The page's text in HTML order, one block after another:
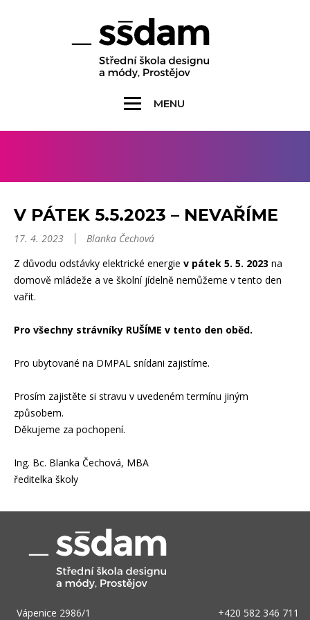
MENU
V PÁTEK 5.5.2023 – NEVAŘÍME
17. 4. 2023
Blanka Čechová
Z důvodu odstávky elektrické energie v pátek 5. 5. 2023 na
domově mládeže a ve školní jídelně nemůžeme v tento den
vařit.
Pro všechny strávníky RUŠÍME v tento den oběd.
Pro ubytované na DMPAL snídani zajistíme.
Prosím zajistěte si stravu v uvedeném termínu jiným
způsobem.
Děkujeme za pochopení.
Ing. Bc. Blanka Čechová, MBA
ředitelka školy
Vápenice 2986/1 +420 582 346 711